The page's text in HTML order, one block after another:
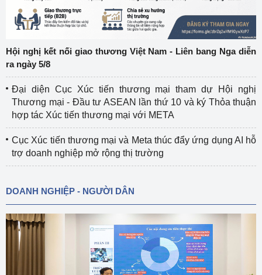
Hội nghị kết nối giao thương Việt Nam - Liên bang Nga diễn
ra ngày 5/8
Đại diện Cục Xúc tiến thương mại tham dự Hội nghị
Thương mại - Đầu tư ASEAN lần thứ 10 và ký Thỏa thuận
hợp tác Xúc tiến thương mại với META
Cục Xúc tiến thương mại và Meta thúc đẩy ứng dụng AI hỗ
trợ doanh nghiệp mở rộng thị trường
DOANH NGHIỆP - NGƯỜI DÂN